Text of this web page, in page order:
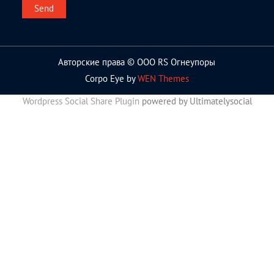
Авторские права © ООО RS Огнеупоры
Corpo Eye byWEN Themes
Wordpress Social Share Plugin powered by Ultimatelysocial